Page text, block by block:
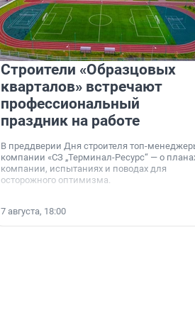
Строители «Образцовых
кварталов» встречают
профессиональный
праздник на работе
В преддверии Дня строителя топ-
компании «СЗ „Терминал-Ресурс“ — о
компании, испытаниях и поводах для
осторожного оптимизма.
7 августа, 18:00